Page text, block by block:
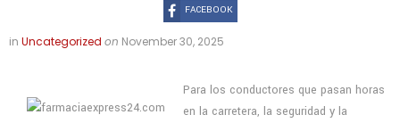
FACEBOOK
in Uncategorized on November 30, 2025
Para los conductores que pasan horas
en la carretera, la seguridad y la